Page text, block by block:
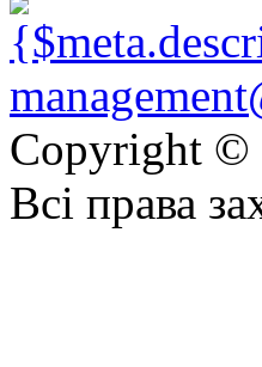
Copyright ©
Всі права